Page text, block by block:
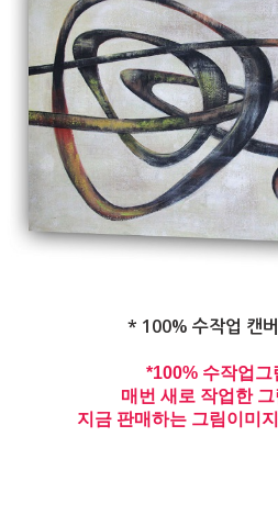
* 100% 수작업 캔
*100% 수작업그
매번 새로 작업한
지금 판매하는 그림이미